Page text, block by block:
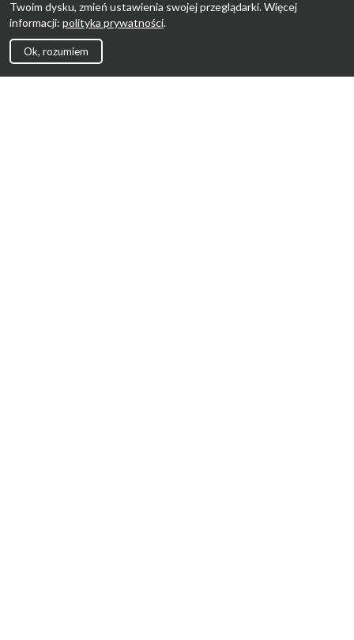
Twoim dysku, zmień ustawienia swojej przeglądarki. Więcej
informacji: polityka prywatności.
Ok, rozumiem